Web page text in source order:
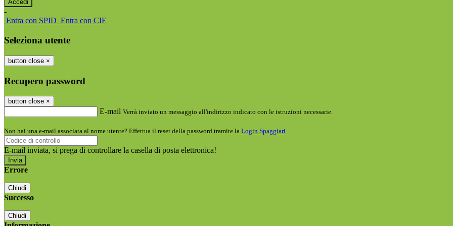
-
Entra con SPID Entra con CIE
Seleziona utente
button close ×
Recupero password
button close ×
E-mail Verrà inviato un messaggio all'indirizzo indicato con le istruzioni necessarie.
Non hai una e-mail associata al nome utente? Effettua il reset della password tramite la Login Spaggiari
E-mail inviata, si prega di controllare la casella di posta elettronica!
Errore
Chiudi
Successo
Chiudi